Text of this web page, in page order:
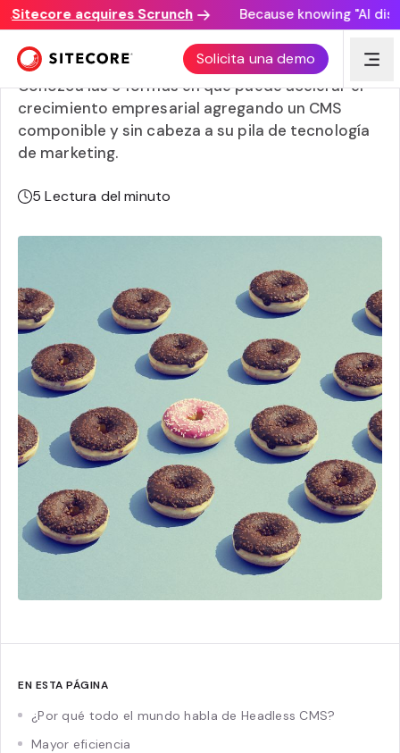
acquires Scrunch Because knowing "AI
Solicita una demo
Los beneficios de un CMS headless
Conozca las 9 formas en que puede acelerar el
crecimiento empresarial agregando un CMS
componible y sin cabeza a su pila de tecnología
de marketing.
5 Lectura del minuto
EN ESTA PÁGINA
¿Por qué todo el mundo habla de Headless CMS?
Mayor eficiencia